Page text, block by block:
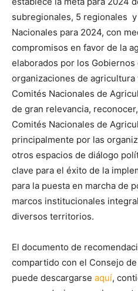
subregionales, 5 regionales
Nacionales para 2024, con
compromisos en favor de la
elaborados por los Gobiernos
organizaciones de agricultura
Comités Nacionales de
de gran relevancia,
Comités Nacionales de
principalmente por las
otros espacios de diálogo
clave para el éxito de la
para la puesta en marcha de
marcos institucionales
diversos territorios.
El documento de
compartido con el Consejo
puede descargarse aquí,